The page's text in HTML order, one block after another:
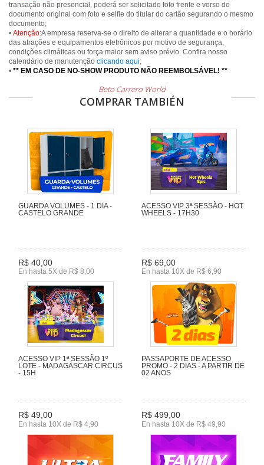
transação não presencial, poderá ser solicitado foto frente e verso do
documento original com foto e selfie do titular do cartão segurando o mesmo
documento;
• Atenção:A empresa reserva-se o direito de alterar a quantidade e o horário
das atrações e equipamentos eletrônicos por motivo de segurança,
condições climáticas ou força maior sem aviso prévio. Confira nosso
calendário de manutenção clicando aqui;
• ** EM CASO DE NO-SHOW PRODUTO NÃO REEMBOLSÁVEL! **
Beto Carrero World
COMPRAR TAMBIÉN
GUARDA VOLUMES - 1 DIA -
CASTELO GRANDE
R$ 40,00
En hasta 5X de R$ 8,00
ACESSO VIP 3ª SESSÃO - HOT
WHEELS - 17H30
R$ 69,00
En hasta 10X de R$ 6,90
ACESSO VIP 1ª SESSÃO 1º
LOTE - MADAGASCAR CIRCUS
- 15H
R$ 49,00
En hasta 10X de R$ 4,90
PASSAPORTE DE ACESSO
PROMO - 2 DIAS - A PARTIR DE
02 ANOS
R$ 499,00
En hasta 10X de R$ 49,90